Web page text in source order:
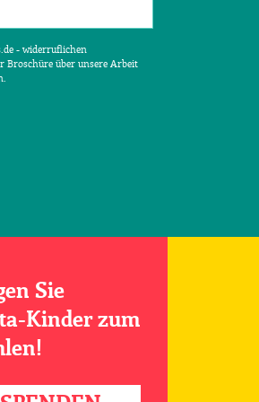
- widerruflichen
Broschüre über unsere Arbeit
Sie
Kinder zum